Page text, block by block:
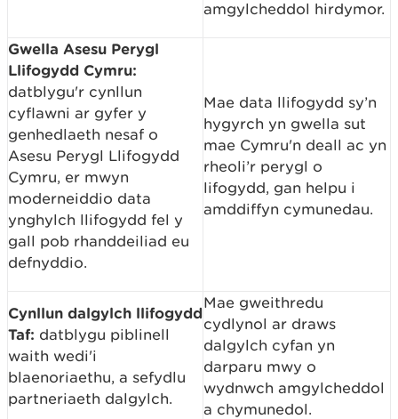
amgylcheddol hirdymor.
Gwella Asesu Perygl
Llifogydd Cymru:
datblygu'r cynllun
cyflawni ar gyfer y
genhedlaeth nesaf o
Asesu Perygl Llifogydd
Cymru, er mwyn
moderneiddio data
ynghylch llifogydd fel y
gall pob rhanddeiliad eu
defnyddio.
Mae data llifogydd sy’n
hygyrch yn gwella sut
mae Cymru'n deall ac yn
rheoli’r perygl o
lifogydd, gan helpu i
amddiffyn cymunedau.
Cynllun dalgylch llifogydd
Taf: datblygu piblinell
waith wedi'i
blaenoriaethu, a sefydlu
partneriaeth dalgylch.
Mae gweithredu
cydlynol ar draws
dalgylch cyfan yn
darparu mwy o
wydnwch amgylcheddol
a chymunedol.